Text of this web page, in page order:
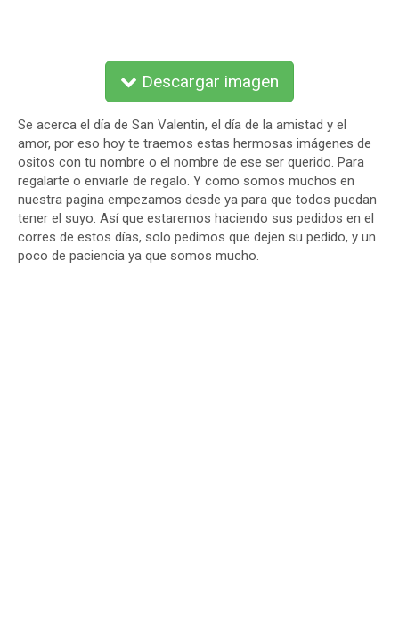
Descargar imagen
Se acerca el día de San Valentin, el día de la amistad y el
amor, por eso hoy te traemos estas hermosas imágenes de
ositos con tu nombre o el nombre de ese ser querido. Para
regalarte o enviarle de regalo. Y como somos muchos en
nuestra pagina empezamos desde ya para que todos puedan
tener el suyo. Así que estaremos haciendo sus pedidos en el
corres de estos días, solo pedimos que dejen su pedido, y un
poco de paciencia ya que somos mucho.